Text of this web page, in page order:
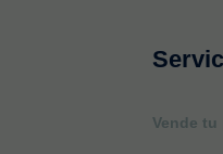
Vende